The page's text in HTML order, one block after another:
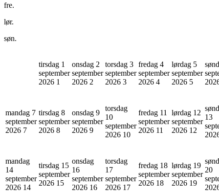
fre.
lør.
søn.
tirsdag 1
september
2026 1
onsdag 2
september
2026 2
torsdag 3
september
2026 3
fredag 4
september
2026 4
lørdag 5
september
2026 5
mandag 7
september
2026 7
tirsdag 8
september
2026 8
onsdag 9
september
2026 9
torsdag
10
september
2026 10
fredag 11
september
2026 11
lørdag 12
september
2026 12
13
mandag
14
september
2026 14
tirsdag 15
september
2026 15
onsdag
16
september
2026 16
torsdag
17
september
2026 17
fredag 18
september
2026 18
lørdag 19
september
2026 19
20